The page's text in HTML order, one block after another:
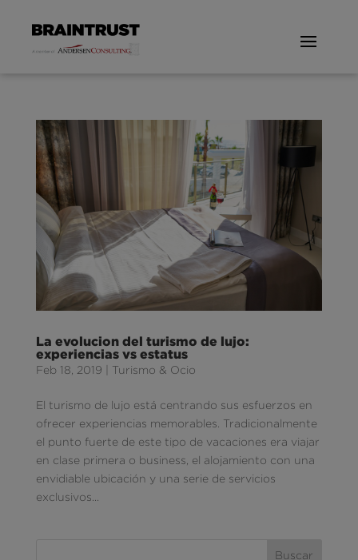
La evolucion del turismo de lujo:
experiencias vs estatus
Feb 18, 2019 Turismo & Ocio
El turismo de lujo está centrando sus esfuerzos en
ofrecer experiencias memorables. Tradicionalmente
el punto fuerte de este tipo de vacaciones era viajar
en clase primera o business, el alojamiento con una
envidiable ubicación y una serie de servicios
exclusivos...